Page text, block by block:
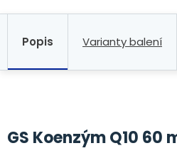
Popis Varianty balení
GS Koenzým Q10 60